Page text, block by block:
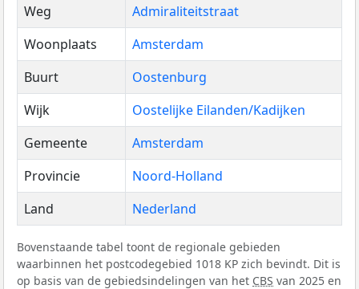
Weg
Admiraliteitstraat
Woonplaats
Amsterdam
Buurt
Oostenburg
Wijk
Oostelijke Eilanden/Kadijken
Gemeente
Amsterdam
Provincie
Noord-Holland
Land
Nederland
Bovenstaande tabel toont de regionale gebieden
waarbinnen het postcodegebied 1018 KP zich bevindt. Dit is
op basis van de gebiedsindelingen van het CBS van 2025 en